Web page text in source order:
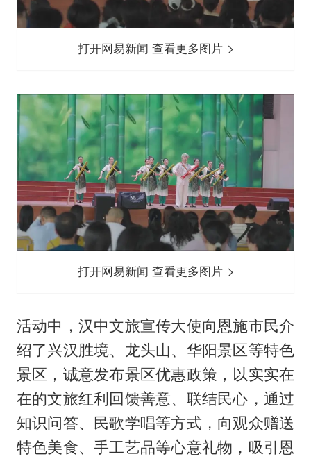
打开网易新闻 查看更多图片
打开网易新闻 查看更多图片
活动中，汉中文旅宣传大使向恩施市民介
绍了兴汉胜境、龙头山、华阳景区等特色
景区，诚意发布景区优惠政策，以实实在
在的文旅红利回馈善意、联结民心，通过
知识问答、民歌学唱等方式，向观众赠送
特色美食、手工艺品等心意礼物，吸引恩